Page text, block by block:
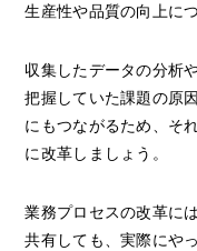
生産性や品質の向上に
収集したデータの分析
把握していた課題の原
にもつながるため、そ
に改革しましょう。
業務プロセスの改革に
共有しても、実際にや